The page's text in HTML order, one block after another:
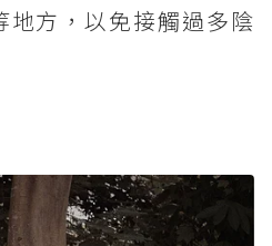
地方，以免接觸過多陰